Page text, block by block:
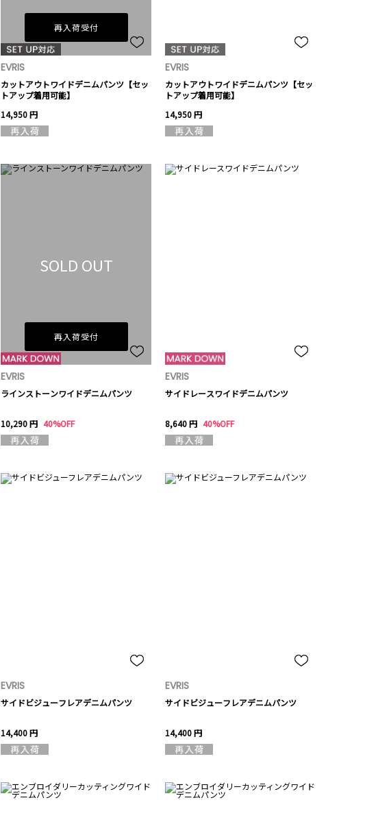
再入荷受付
EVRIS
カットアウトワイドデニムパンツ【セッ
トアップ着用可能】
14,950 円
EVRIS
カットアウトワイドデニムパンツ【セッ
トアップ着用可能】
14,950 円
SOLD OUT
再入荷受付
EVRIS
ラインストーンワイドデニムパンツ
10,290 円 40%OFF
EVRIS
サイドレースワイドデニムパンツ
8,640 円 40%OFF
EVRIS
サイドビジューフレアデニムパンツ
14,400 円
EVRIS
サイドビジューフレアデニムパンツ
14,400 円